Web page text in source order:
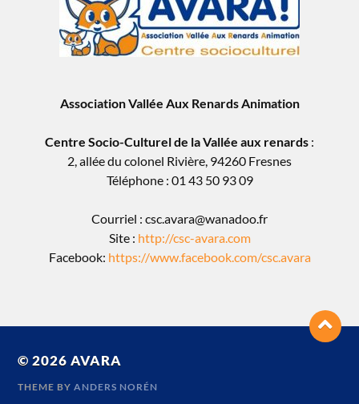
Association Vallée Aux Renards Animation
Centre Socio-Culturel de la Vallée aux renards :
2, allée du colonel Rivière, 94260 Fresnes
Téléphone : 01 43 50 93 09
Courriel : csc.avara@wanadoo.fr
Site : http://csc-avara.com
Facebook: https://www.facebook.com/csc.avara
© 2026AVARA
THEME BYANDERS NORÉN